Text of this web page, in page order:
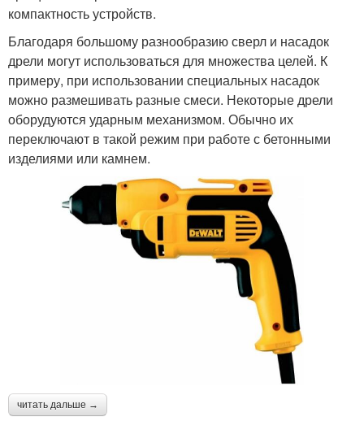
компактность устройств.
Благодаря большому разнообразию сверл и насадок
дрели могут использоваться для множества целей. К
примеру, при использовании специальных насадок
можно размешивать разные смеси. Некоторые дрели
оборудуются ударным механизмом. Обычно их
переключают в такой режим при работе с бетонными
изделиями или камнем.
читать дальше →